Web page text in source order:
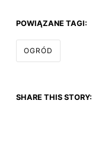
POWIĄZANE TAGI:
OGRÓD
SHARE THIS STORY: